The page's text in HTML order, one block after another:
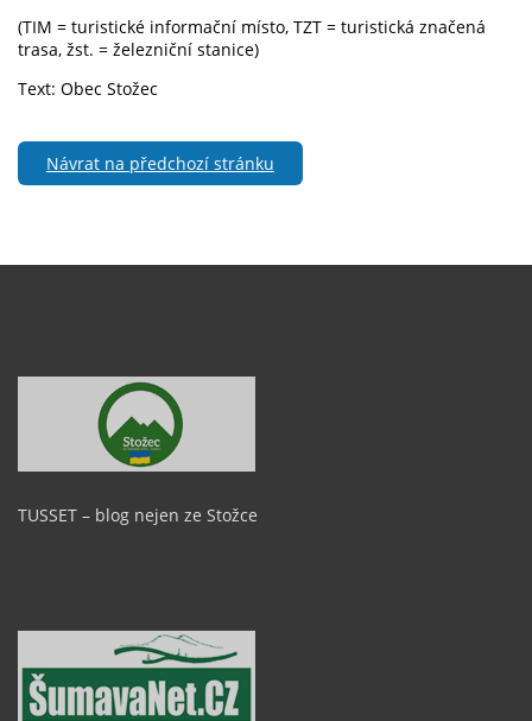
(TIM = turistické informační místo, TZT = turistická značená
trasa, žst. = železniční stanice)
Text: Obec Stožec
Návrat na předchozí stránku
TUSSET – blog nejen ze Stožce